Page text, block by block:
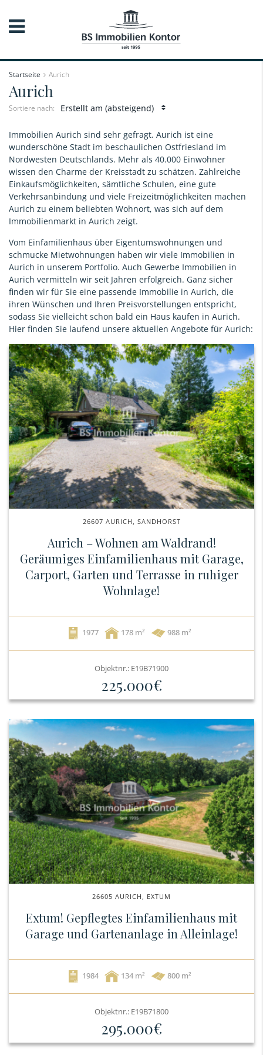
Startseite Aurich
Aurich
Sortiere nach: Erstellt am (absteigend)
Immobilien Aurich sind sehr gefragt. Aurich ist eine
wunderschöne Stadt im beschaulichen Ostfriesland im
Nordwesten Deutschlands. Mehr als 40.000 Einwohner
wissen den Charme der Kreisstadt zu schätzen. Zahlreiche
Einkaufsmöglichkeiten, sämtliche Schulen, eine gute
Verkehrsanbindung und viele Freizeitmöglichkeiten machen
Aurich zu einem beliebten Wohnort, was sich auf dem
Immobilienmarkt in Aurich zeigt.
Vom Einfamilienhaus über Eigentumswohnungen und
schmucke Mietwohnungen haben wir viele Immobilien in
Aurich in unserem Portfolio. Auch Gewerbe Immobilien in
Aurich vermitteln wir seit Jahren erfolgreich. Ganz sicher
finden wir für Sie eine passende Immobilie in Aurich, die
ihren Wünschen und Ihren Preisvorstellungen entspricht,
sodass Sie vielleicht schon bald ein Haus kaufen in Aurich.
Hier finden Sie laufend unsere aktuellen Angebote für Aurich:
26607 AURICH, SANDHORST
Aurich – Wohnen am Waldrand!
Geräumiges Einfamilienhaus mit Garage,
Carport, Garten und Terrasse in ruhiger
Wohnlage!
1977 178 988 m²
Objektnr.: E19B71900
225.000€
26605 AURICH, EXTUM
Extum! Gepflegtes Einfamilienhaus mit
Garage und Gartenanlage in Alleinlage!
1984 134 800 m²
Objektnr.: E19B71800
295.000€